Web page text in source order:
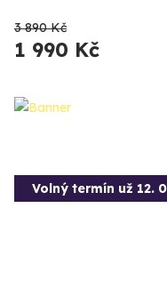
3 890 Kč
1 990 Kč
Volný termín už 12.